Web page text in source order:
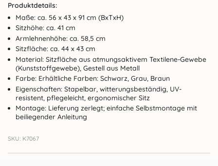
Produktdetails:
Maße: ca. 56 x 43 x 91 cm (BxTxH)
Sitzhöhe: ca. 41 cm
Armlehnenhöhe: ca. 58,5 cm
Sitzfläche: ca. 44 x 43 cm
Material: Sitzfläche aus atmungsaktivem Textilene-Gewebe
(Kunststoffgewebe), Gestell aus Metall
Farbe: Erhältliche Farben: Schwarz, Grau, Braun
Eigenschaften: Stapelbar, witterungsbeständig, UV-
resistent, pflegeleicht, ergonomischer Sitz
Montage: Lieferung zerlegt; einfache Selbstmontage mit
beiliegender Anleitung
SKU: K7067